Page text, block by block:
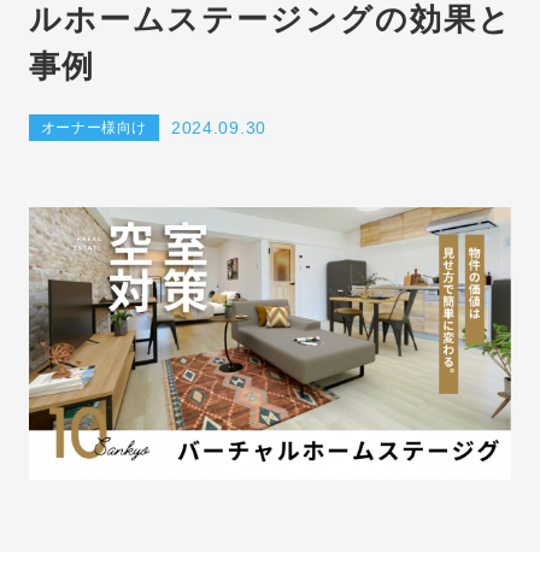
ルホームステージングの効果と
事例
オーナー様向け 2024.09.30